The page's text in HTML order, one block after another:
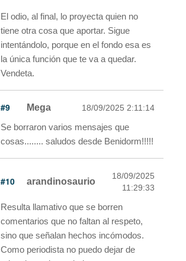
El odio, al final, lo proyecta quien no
tiene otra cosa que aportar. Sigue
intentándolo, porque en el fondo esa es
la única función que te va a quedar.
Vendeta.
#9 Mega 18/09/2025 2:11:14
Se borraron varios mensajes que
cosas........ saludos desde Benidorm!!!!!
#10 arandinosaurio
18/09/2025
11:29:33
Resulta llamativo que se borren
comentarios que no faltan al respeto,
sino que señalan hechos incómodos.
Como periodista no puedo dejar de